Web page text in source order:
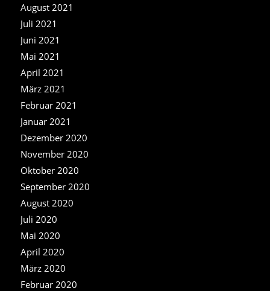
August 2021
Juli 2021
Juni 2021
Mai 2021
April 2021
März 2021
Februar 2021
Januar 2021
Dezember 2020
November 2020
Oktober 2020
September 2020
August 2020
Juli 2020
Mai 2020
April 2020
März 2020
Februar 2020